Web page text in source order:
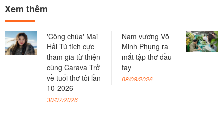
Xem thêm
'Công chúa' Mai
Hải Tú tích cực
tham gia từ thiện
cùng Carava Trở
về tuổi thơ tôi lần
10-2026
30/07/2026
Nam vương Võ
Minh Phụng ra
mắt tập thơ đầu
tay
08/08/2026